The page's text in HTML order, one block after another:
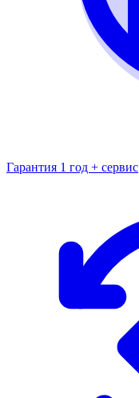
Гарантия 1 год + сервис